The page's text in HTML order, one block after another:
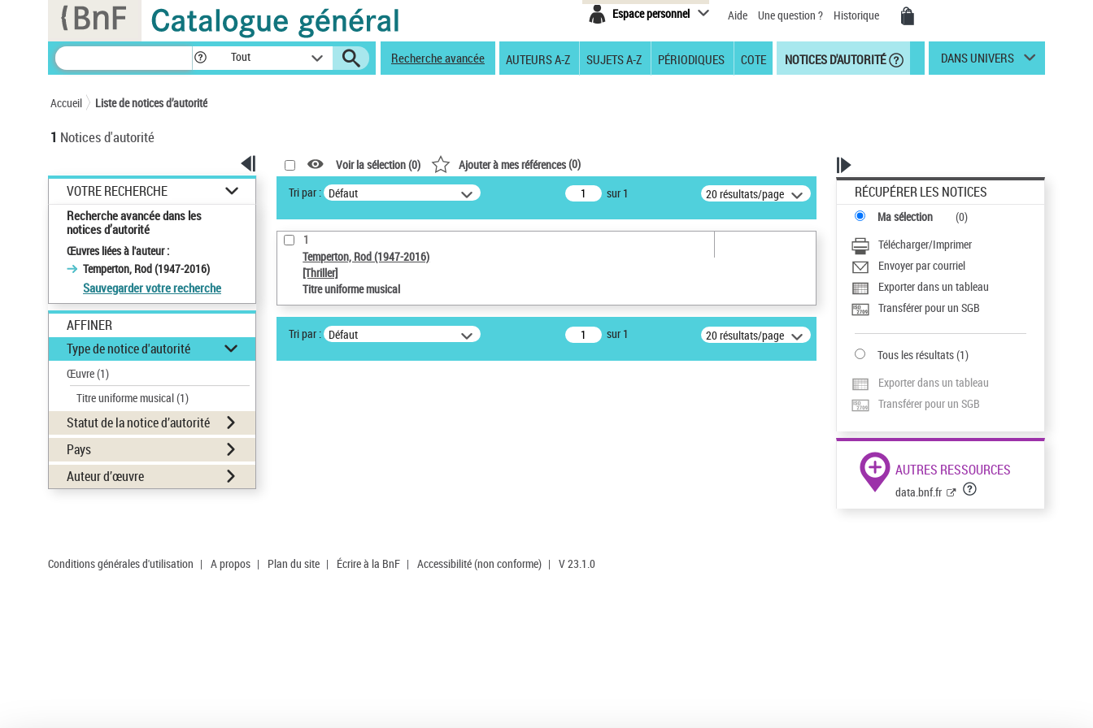
Espace personnel Aide Une question ? Historique
Tout Recherche avancée AUTEURS A-Z SUJETS A-Z PÉRIODIQUES COTE NOTICES D'AUTORITÉ DANS UNIVERS
Accueil Liste de notices d’autorité
1 Notices d'autorité
VOTRE RECHERCHE
Recherche avancée dans les
notices d’autorité
Œuvres liées à l'auteur :
Temperton, Rod (1947-2016)
Sauvegarder votre recherche
AFFINER
Type de notice d'autorité
Œuvre(1)
Titre uniforme musical(1)
Statut de la notice d’autorité
Pays
Auteur d’œuvre
Voir la sélection (0) Ajouter à mes références(0)
Tri par : Défaut sur 1 20 résultats/page
1
Temperton, Rod (1947-2016)
[Thriller]
Titre uniforme musical
Tri par : Défaut sur 1 20 résultats/page
RÉCUPÉRER LES NOTICES
Ma sélection (0)
Télécharger/Imprimer
Envoyer par courriel
Exporter dans un tableau
Transférer pour un SGB
Tous les résultats(1)
Exporter dans un tableau
Transférer pour un SGB
AUTRES RESSOURCES
data.bnf.fr
Conditions générales d'utilisation | A propos | Plan du site | Écrire à la BnF | Accessibilité (non conforme) | V 23.1.0
Panneau de gestion des cookies